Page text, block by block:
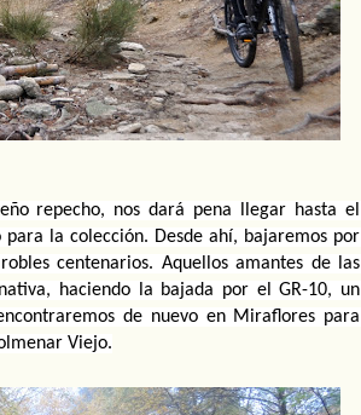
repecho, nos dará pena llegar hasta el
la colección. Desde ahí, bajaremos por
centenarios. Aquellos amantes de las
haciendo la bajada por el GR-10, un
de nuevo en Miraflores para
Viejo.